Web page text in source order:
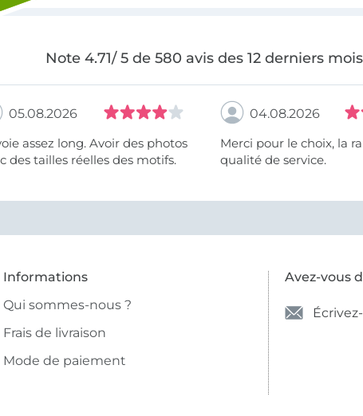
Note 4.71/ 5 de 580 avis des 12 derniers mois
05.08.2026
assez long. Avoir des photos
des tailles réelles des motifs.
04.08.2026
Merci pour le choix, la rapidité, la
qualité de service.
Informations
Qui sommes-nous ?
Frais de livraison
Mode de paiement
Avez-vous